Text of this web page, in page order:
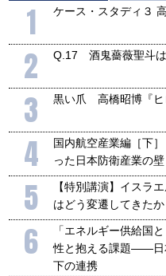
1 ケース・スタディ３
2 Q.17 酒鬼薔薇聖斗
3 黒い爪 高橋昭博『ヒ
4
国内航空産業編［下
った日本防衛産業の壁
5
【特別講演】イスラ
はどう変遷してきたか
6
「エネルギー供給国
性と抱える課題――日
下の連携